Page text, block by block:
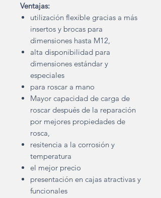
Ventajas:
utilización flexible gracias a más
insertos y brocas para
dimensiones hasta M12,
alta disponibilidad para
dimensiones estándar y
especiales
para roscar a mano
Mayor capacidad de carga de
roscar después de la reparación
por mejores propiedades de
rosca,
resitencia a la corrosión y
temperatura
el mejor precio
presentación en cajas atractivas y
funcionales